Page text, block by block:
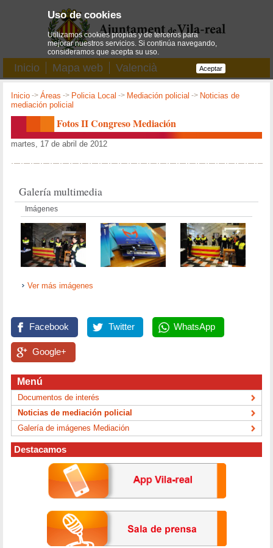
Inicio Mapa web Valencià
Inicio ->Áreas -> Policia Local -> Mediación policial -> Noticias de
mediación policial
Fotos II Congreso Mediación
martes, 17 de abril de 2012
Galería multimedia
Imágenes
Ver más imágenes
Facebook Twitter WhatsApp
Google+
Menú
Documentos de interés
Noticias de mediación policial
Galería de imágenes Mediación
Destacamos
Uso de cookies
Utilizamos cookies propias y de terceros para
mejorar nuestros servicios. Si continúa navegando,
consideramos que acepta su uso.
Aceptar